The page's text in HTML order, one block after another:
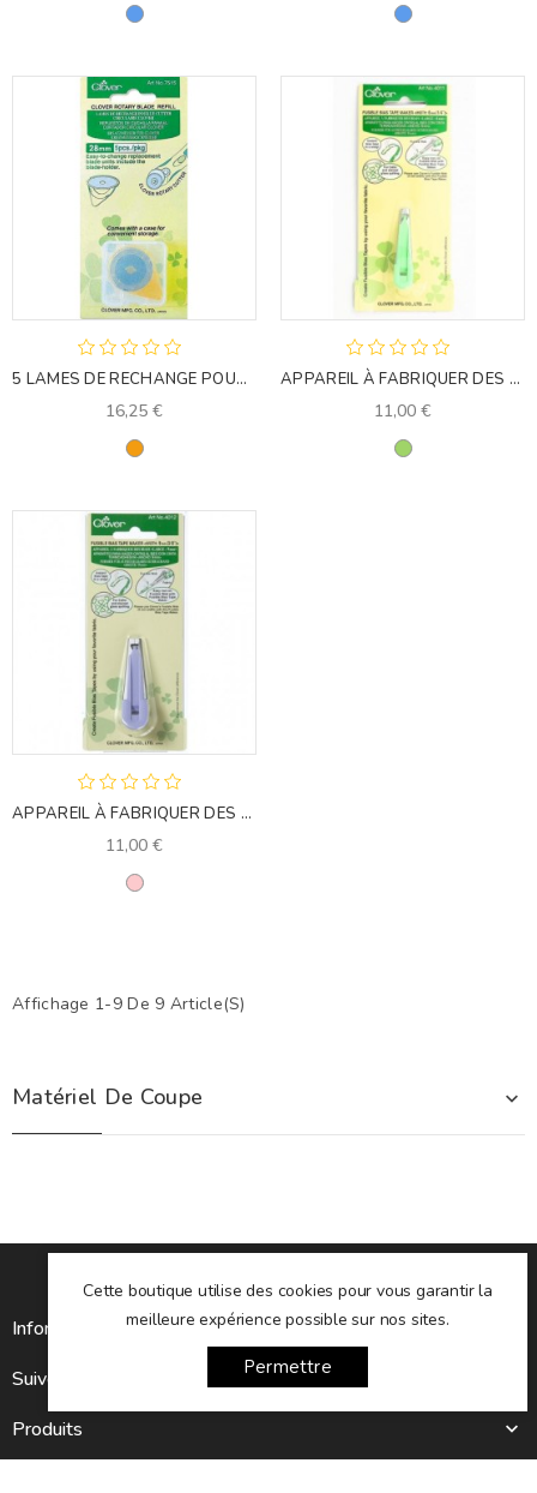
Bleu
Bleu
5 LAMES DE RECHANGE POUR CUTTER CLOVER - 28 MM
16,25 €
Orange
APPAREIL À FABRIQUER DES BIAIS (6MM)
11,00 €
Vert
APPAREIL À FABRIQUER DES BIAIS (9MM)
11,00 €
Rose
Affichage 1-9 De 9 Article(s)
Matériel De Coupe 
Informations sur le magasin
Suivez-nous
Produits 
Cette boutique utilise des cookies pour vous garantir la
meilleure expérience possible sur nos sites.
Permettre